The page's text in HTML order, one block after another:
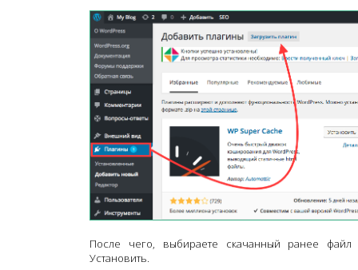
После чего, выбираете скачанный ранее файл
Установить.